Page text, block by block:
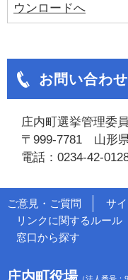
ウンロードへ
お問い合わせ
庄内町選挙管理委
〒999-7781 山形
電話：0234-42-
ご意見・ご質問 サ
リンクに関するルール
窓口から探す
庄内町役場